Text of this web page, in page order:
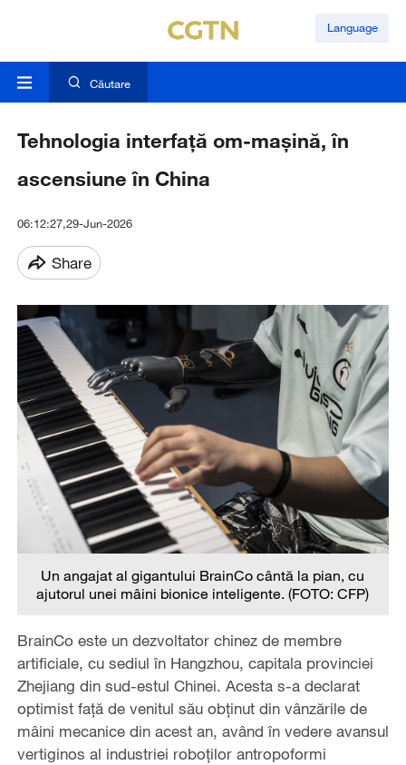
Language
Căutare
Tehnologia interfață om-mașină, în
ascensiune în China
06:12:27,29-Jun-2026
Share
Un angajat al gigantului BrainCo cântă la pian, cu
ajutorul unei mâini bionice inteligente. (FOTO: CFP)
BrainCo este un dezvoltator chinez de membre
artificiale, cu sediul în Hangzhou, capitala provinciei
Zhejiang din sud-estul Chinei. Acesta s-a declarat
optimist față de venitul său obținut din vânzările de
mâini mecanice din acest an, având în vedere avansul
vertiginos al industriei roboților antropoformi